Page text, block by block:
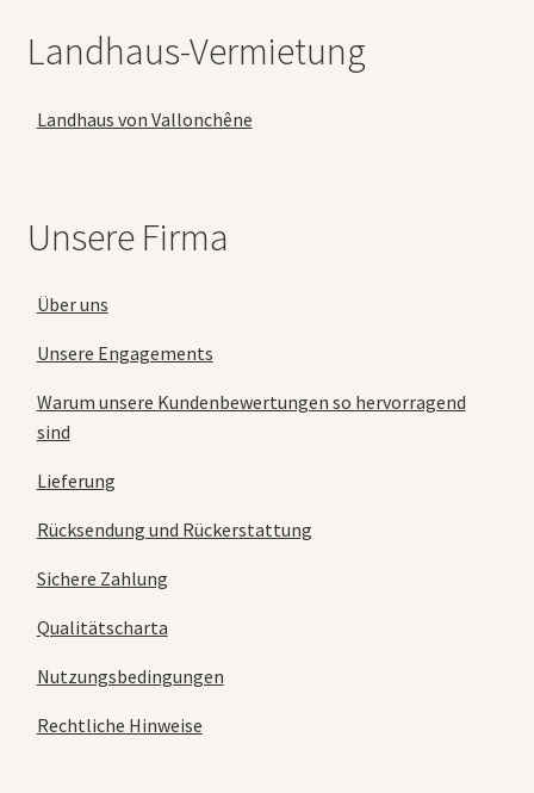
Landhaus-Vermietung
Landhaus von Vallonchêne
Unsere Firma
Über uns
Unsere Engagements
Warum unsere Kundenbewertungen so hervorragend
sind
Lieferung
Rücksendung und Rückerstattung
Sichere Zahlung
Qualitätscharta
Nutzungsbedingungen
Rechtliche Hinweise